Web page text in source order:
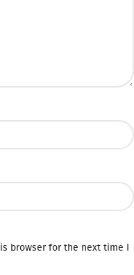
browser for the next time I